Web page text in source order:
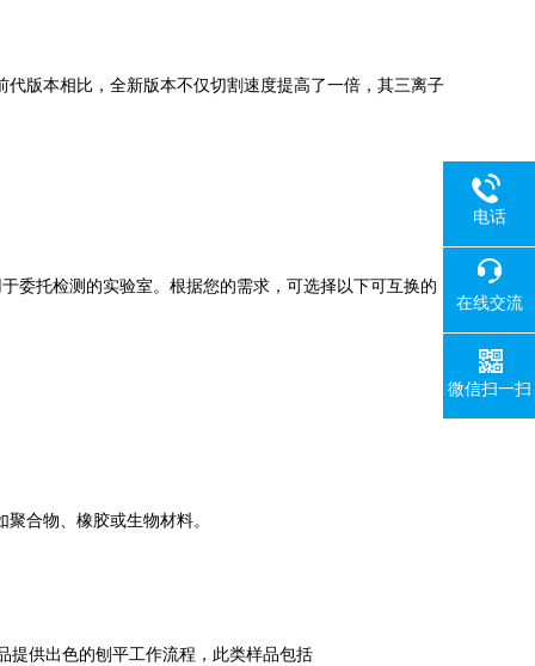
版本相比，全新版本不仅切割速度提高了一倍，其三离子
委托检测的实验室。根据您的需求，可选择以下可互换的
合物、橡胶或生物材料。
提供出色的刨平工作流程，此类样品包括
电话
在线交流
微信扫一扫